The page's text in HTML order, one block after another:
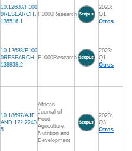
10.12688/F100
0RESEARCH.
135516.1
F1000Research
2023:
Q1,
Otros
10.12688/F100
0RESEARCH.
138838.2
F1000Research
2023:
Q1,
Otros
10.18697/AJF
AND.122.2243
5
African
Journal of
Food,
Agriculture,
Nutrition and
Development
2023:
Q3,
Otros